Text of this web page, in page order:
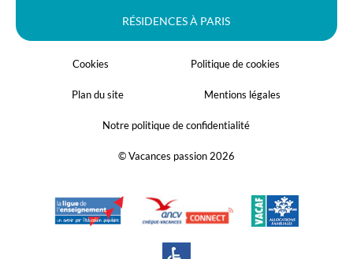
RÉSIDENCES À PARIS
Cookies Politique de cookies
Plan du site Mentions légales
Notre politique de confidentialité
© Vacances passion 2026